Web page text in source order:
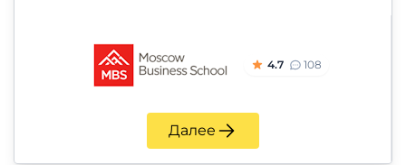
4.7 108
Далее